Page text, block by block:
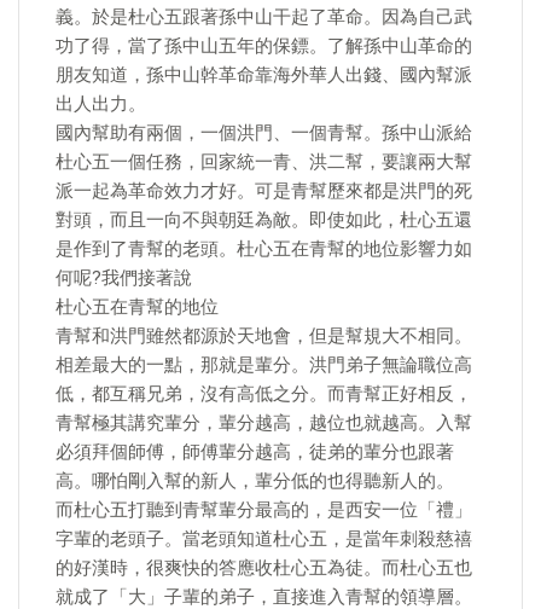
義。於是杜心五跟著孫中山干起了革命。因為自己武
功了得，當了孫中山五年的保鏢。了解孫中山革命的
朋友知道，孫中山幹革命靠海外華人出錢、國內幫派
出人出力。
國內幫助有兩個，一個洪門、一個青幫。孫中山派給
杜心五一個任務，回家統一青、洪二幫，要讓兩大幫
派一起為革命效力才好。可是青幫歷來都是洪門的死
對頭，而且一向不與朝廷為敵。即使如此，杜心五還
是作到了青幫的老頭。杜心五在青幫的地位影響力如
何呢?我們接著說
杜心五在青幫的地位
青幫和洪門雖然都源於天地會，但是幫規大不相同。
相差最大的一點，那就是輩分。洪門弟子無論職位高
低，都互稱兄弟，沒有高低之分。而青幫正好相反，
青幫極其講究輩分，輩分越高，越位也就越高。入幫
必須拜個師傅，師傅輩分越高，徒弟的輩分也跟著
高。哪怕剛入幫的新人，輩分低的也得聽新人的。
而杜心五打聽到青幫輩分最高的，是西安一位「禮」
字輩的老頭子。當老頭知道杜心五，是當年刺殺慈禧
的好漢時，很爽快的答應收杜心五為徒。而杜心五也
就成了「大」子輩的弟子，直接進入青幫的領導層。